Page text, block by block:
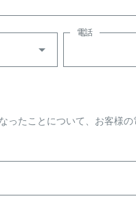
電話
ったことについて、お客様